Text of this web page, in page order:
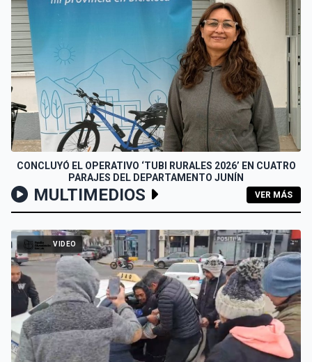
CONCLUYÓ EL OPERATIVO ‘TUBI RURALES 2026’ EN CUATRO
PARAJES DEL DEPARTAMENTO JUNÍN
MULTIMEDIOS VER MÁS
VIDEO